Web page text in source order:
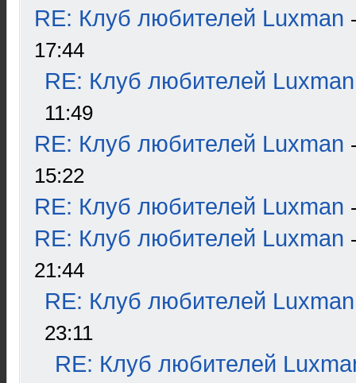
RE: Клуб любителей Luxman
17:44
RE: Клуб любителей Luxman
11:49
RE: Клуб любителей Luxman
15:22
RE: Клуб любителей Luxman
RE: Клуб любителей Luxman
21:44
RE: Клуб любителей Luxman
23:11
RE: Клуб любителей